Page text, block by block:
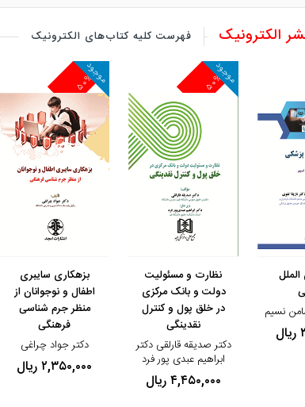
الکترونیک فهرست کلیه کتاب‌های الکترونیک
مشاهده و خرید
نسیم
۵۰%
موجود
مشاهده و خرید
نظارت و مسئولیت
دولت و بانک مرکزی
در خلق پول و کنترل
نقدینگی
دکتر صدیقه قارلقی دکتر
ابراهیم عبدی پور فرد
۴,۴۵۰,۰۰۰ ریال
۵۰%
موجود
بزهکاری سایبری
اطفال و نوجوانان از
منظر جرم شناسی
فرهنگی
دکتر جواد چراغی
۲,۳۵۰,۰۰۰ ریال